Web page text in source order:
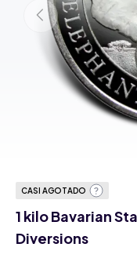
CASI AGOTADO
1 kilo Bavarian
Diversions